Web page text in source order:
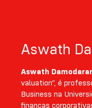
Aswath
Aswath
valuation”, é
Business na
finanças